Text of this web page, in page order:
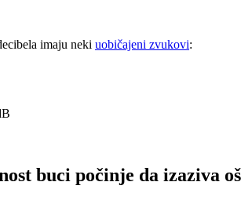
imaju neki uobičajeni zvukovi:
buci počinje da izaziva